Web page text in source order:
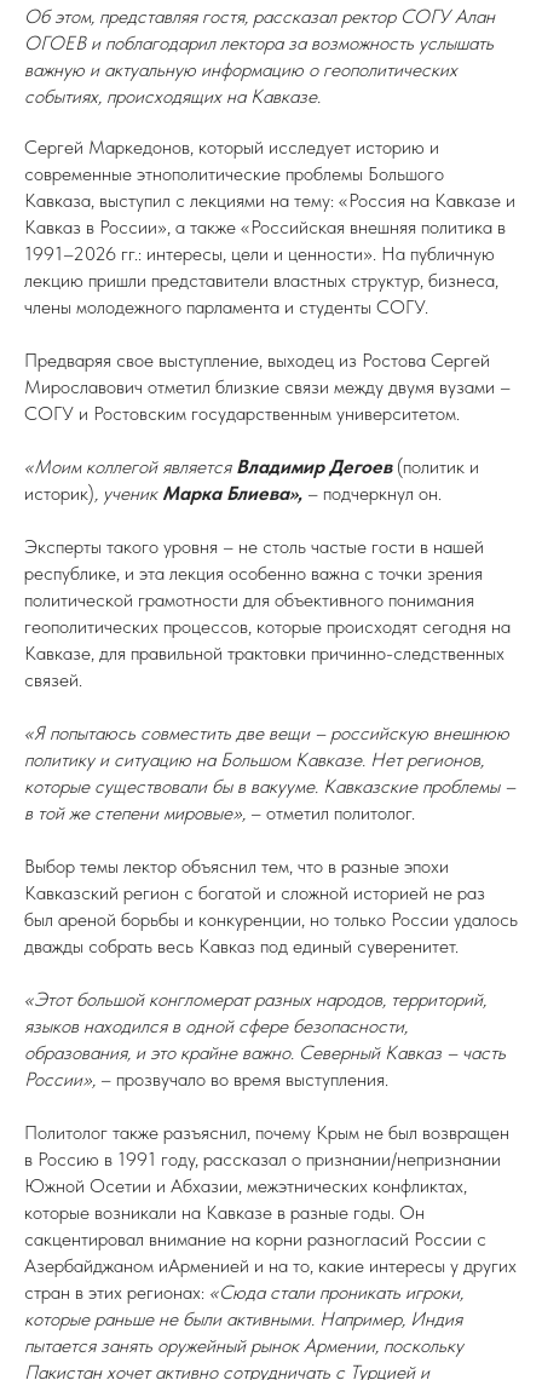
Об этом, представляя гостя, рассказал ректор СОГУ Алан
ОГОЕВ и поблагодарил лектора за возможность услышать
важную и актуальную информацию о геополитических
событиях, происходящих на Кавказе.
Сергей Маркедонов, который исследует историю и
современные этнополитические проблемы Большого
Кавказа, выступил с лекциями на тему: «Россия на Кавказе и
Кавказ в России», а также «Российская внешняя политика в
1991–2026 гг.: интересы, цели и ценности». На публичную
лекцию пришли представители властных структур, бизнеса,
члены молодежного парламента и студенты СОГУ.
Предваряя свое выступление, выходец из Ростова Сергей
Мирославович отметил близкие связи между двумя вузами –
СОГУ и Ростовским государственным университетом.
«Моим коллегой является Владимир Дегоев(политик и
историк), ученик Марка Блиева», – подчеркнул он.
Эксперты такого уровня – не столь частые гости в нашей
республике, и эта лекция особенно важна с точки зрения
политической грамотности для объективного понимания
геополитических процессов, которые происходят сегодня на
Кавказе, для правильной трактовки причинно-следственных
связей.
«Я попытаюсь совместить две вещи – российскую внешнюю
политику и ситуацию на Большом Кавказе. Нет регионов,
которые существовали бы в вакууме. Кавказские проблемы –
в той же степени мировые», – отметил политолог.
Выбор темы лектор объяснил тем, что в разные эпохи
Кавказский регион с богатой и сложной историей не раз
был ареной борьбы и конкуренции, но только России удалось
дважды собрать весь Кавказ под единый суверенитет.
«Этот большой конгломерат разных народов, территорий,
языков находился в одной сфере безопасности,
образования, и это крайне важно. Северный Кавказ – часть
России», – прозвучало во время выступления.
Политолог также разъяснил, почему Крым не был возвращен
в Россию в 1991 году, рассказал о признании/непризнании
Южной Осетии и Абхазии, межэтнических конфликтах,
которые возникали на Кавказе в разные годы. Он
сакцентировал внимание на корни разногласий России с
Азербайджаном иАрменией и на то, какие интересы у других
стран в этих регионах: «Сюда стали проникать игроки,
которые раньше не были активными. Например, Индия
пытается занять оружейный рынок Армении, поскольку
Пакистан хочет активно сотрудничать с Турцией и